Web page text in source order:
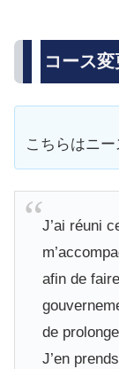
コース
こちらはニ
J’ai réuni
afin de
de
J’en